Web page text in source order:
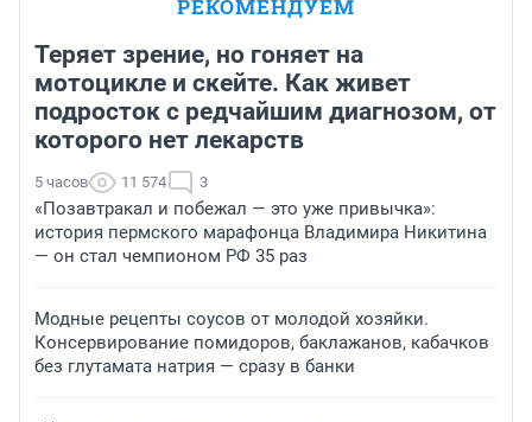
РЕКОМЕНДУЕМ
Теряет зрение, но гоняет на
мотоцикле и скейте. Как живет
подросток с редчайшим диагнозом, от
которого нет лекарств
5 часов 11 574 3
«Позавтракал и побежал — это уже привычка»:
история пермского марафонца Владимира Никитина
— он стал чемпионом РФ 35 раз
Модные рецепты соусов от молодой хозяйки.
Консервирование помидоров, баклажанов, кабачков
без глутамата натрия — сразу в банки